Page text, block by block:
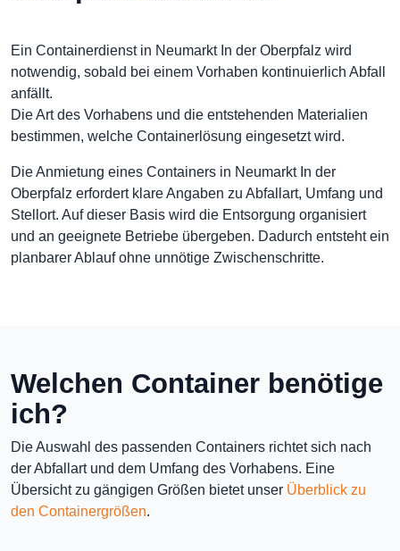
Ein Containerdienst in Neumarkt In der Oberpfalz wird
notwendig, sobald bei einem Vorhaben kontinuierlich Abfall
anfällt.
Die Art des Vorhabens und die entstehenden Materialien
bestimmen, welche Containerlösung eingesetzt wird.
Die Anmietung eines Containers in Neumarkt In der
Oberpfalz erfordert klare Angaben zu Abfallart, Umfang und
Stellort. Auf dieser Basis wird die Entsorgung organisiert
und an geeignete Betriebe übergeben. Dadurch entsteht ein
planbarer Ablauf ohne unnötige Zwischenschritte.
Welchen Container benötige
ich?
Die Auswahl des passenden Containers richtet sich nach
der Abfallart und dem Umfang des Vorhabens. Eine
Übersicht zu gängigen Größen bietet unser Überblick zu
den Containergrößen.